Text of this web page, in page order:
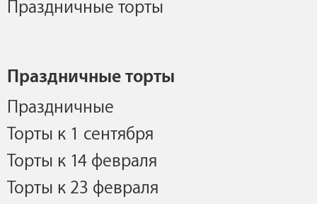
Праздничные торты
Праздничные торты
Праздничные
Торты к 1 сентября
Торты к 14 февраля
Торты к 23 февраля